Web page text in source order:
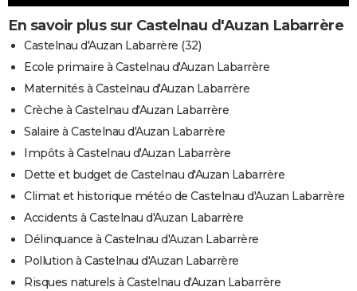
En savoir plus sur Castelnau d'Auzan Labarrère
Castelnau d'Auzan Labarrère (32)
Ecole primaire à Castelnau d'Auzan Labarrère
Maternités à Castelnau d'Auzan Labarrère
Crèche à Castelnau d'Auzan Labarrère
Salaire à Castelnau d'Auzan Labarrère
Impôts à Castelnau d'Auzan Labarrère
Dette et budget de Castelnau d'Auzan Labarrère
Climat et historique météo de Castelnau d'Auzan Labarrère
Accidents à Castelnau d'Auzan Labarrère
Délinquance à Castelnau d'Auzan Labarrère
Pollution à Castelnau d'Auzan Labarrère
Risques naturels à Castelnau d'Auzan Labarrère